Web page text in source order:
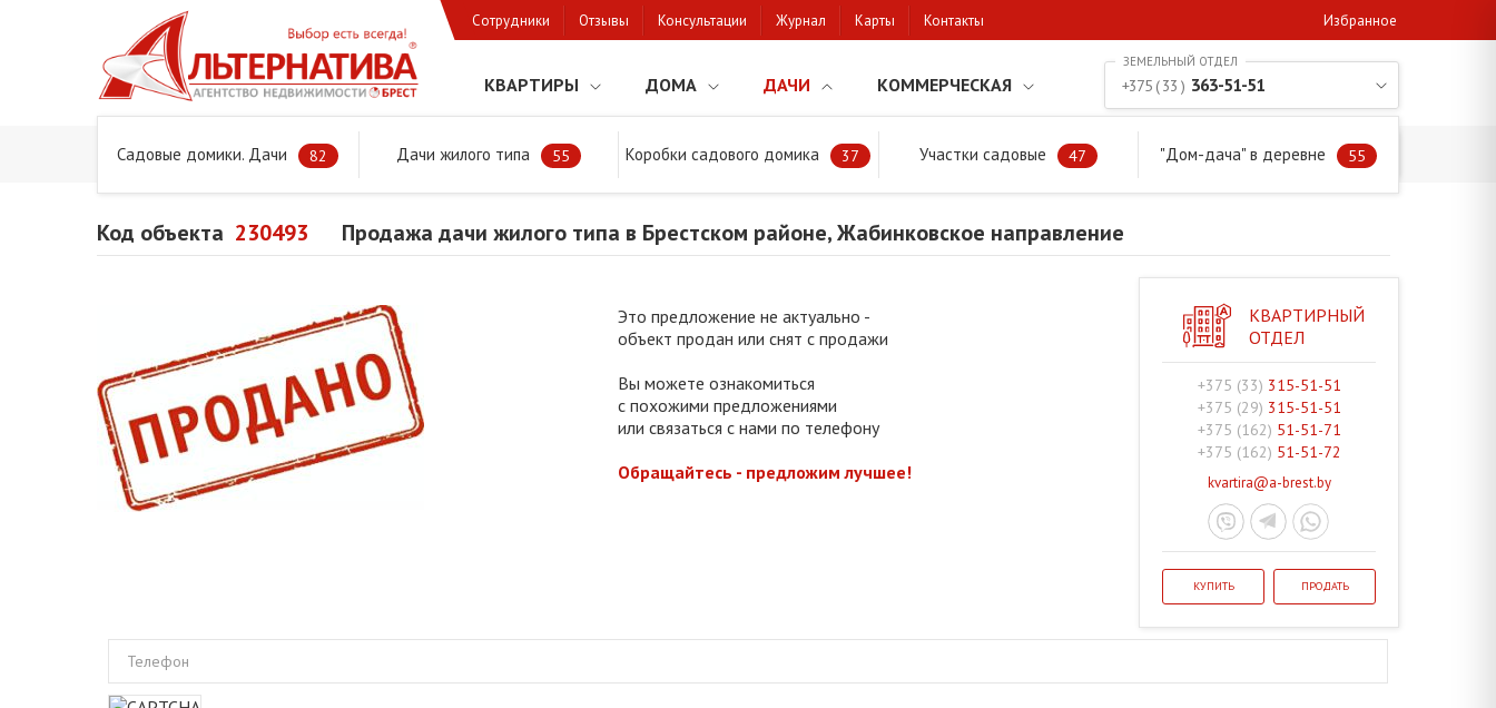
Сотрудники Отзывы Консультации Журнал Карты Контакты Избранное
КВАРТИРЫ ДОМА ДАЧИ КОММЕРЧЕСКАЯ
Садовые домики. Дачи 82 Дачи жилого типа 55 Коробки садового домика 37 Участки садовые 47 "Дом-дача" в деревне 55
+375 ( 33 ) 363-51-51
Главная Предложения Дачи, садовые домики и участки Продажа дачи жилого типа в Брестском районе, Жабинковское направление
Код объекта 230493 Продажа дачи жилого типа в Брестском районе, Жабинковское направление
Это предложение не актуально -
объект продан или снят с продажи
Вы можете ознакомиться
с похожими предложениями
или связаться с нами по телефону
Обращайтесь - предложим лучшее!
КВАРТИРНЫЙ
ОТДЕЛ
+375 (33) 315-51-51
+375 (29) 315-51-51
+375 (162) 51-51-71
+375 (162) 51-51-72
kvartira@a-brest.by
КУПИТЬ ПРОДАТЬ
Телефон